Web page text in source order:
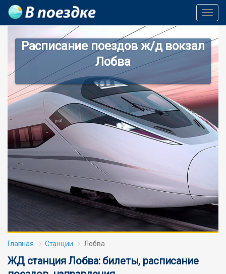
Расписание поездов ж/д вокзал
Лобва
Главная Станции Лобва
ЖД станция Лобва: билеты, расписание